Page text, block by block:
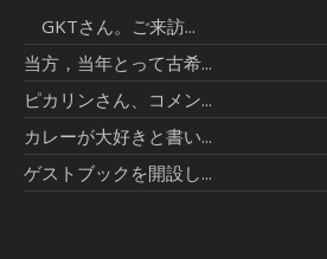
GKTさん。ご来訪...
当方，当年とって古希...
ピカリンさん、コメン...
カレーが大好きと書い...
ゲストブックを開設し...